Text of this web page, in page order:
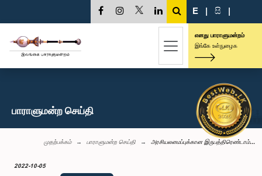
E | සි |
எனது பாராளுமன்றம்
இங்கே உள்நுழைக
பாராளுமன்ற செய்தி
முதற்பக்கம் பாராளுமன்ற செய்தி அரசியலமைப்புக்கான இருபத்திரெண்டாம்...
2022-10-05